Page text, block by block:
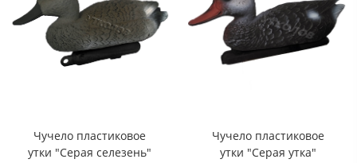
Чучело пластиковое
утки "Серая селезень"
Чучело пластиковое
утки "Серая утка"